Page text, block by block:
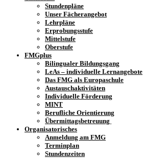
Stundenpläne
Unser Fächerangebot
Lehrpläne
Erprobungsstufe
Mittelstufe
Oberstufe
FMGplus
Bilingualer Bildungsgang
LeAs – individuelle Lernangebote
Das FMG als Europaschule
Austauschaktivitäten
Individuelle Förderung
MINT
Berufliche Orientierung
Übermittagsbetreuung
Organisatorisches
Anmeldung am FMG
Terminplan
Stundenzeiten